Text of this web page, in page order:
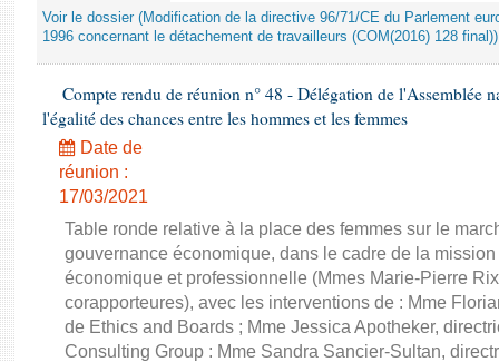
Voir le dossier (Modification de la directive 96/71/CE du Parlement
1996 concernant le détachement de travailleurs (COM(2016) 128 final))
Compte rendu de réunion n° 48 - Délégation de l'Assemblée
l'égalité des chances entre les hommes et les femmes
Date de
réunion :
17/03/2021
Table ronde relative à la place des femmes sur le
gouvernance économique, dans le cadre de la
économique et professionnelle (Mmes Marie-Pierre
corapporteures), avec les interventions de : Mme
de Ethics and Boards ; Mme Jessica Apotheker,
Consulting Group : Mme Sandra Sancier-Sultan,